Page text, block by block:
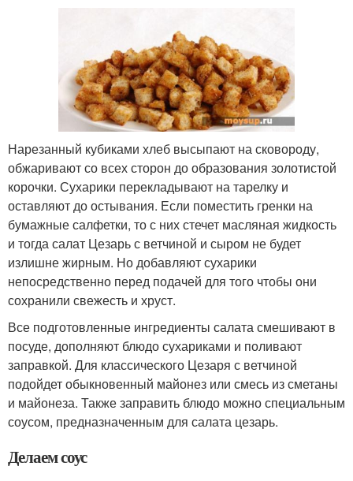
Нарезанный кубиками хлеб высыпают на сковороду,
обжаривают со всех сторон до образования золотистой
корочки. Сухарики перекладывают на тарелку и
оставляют до остывания. Если поместить гренки на
бумажные салфетки, то с них стечет масляная жидкость
и тогда салат Цезарь с ветчиной и сыром не будет
излишне жирным. Но добавляют сухарики
непосредственно перед подачей для того чтобы они
сохранили свежесть и хруст.
Все подготовленные ингредиенты салата смешивают в
посуде, дополняют блюдо сухариками и поливают
заправкой. Для классического Цезаря с ветчиной
подойдет обыкновенный майонез или смесь из сметаны
и майонеза. Также заправить блюдо можно специальным
соусом, предназначенным для салата цезарь.
Делаем соус